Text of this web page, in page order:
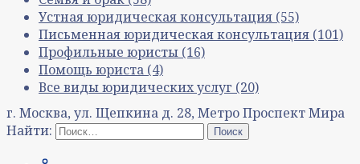
Устная юридическая консультация (55)
Письменная юридическая консультация (101)
Профильные юристы (16)
Помощь юриста (4)
Все виды юридических услуг (20)
г. Москва, ул. Щепкина д. 28, Метро Проспект Мира
Найти: